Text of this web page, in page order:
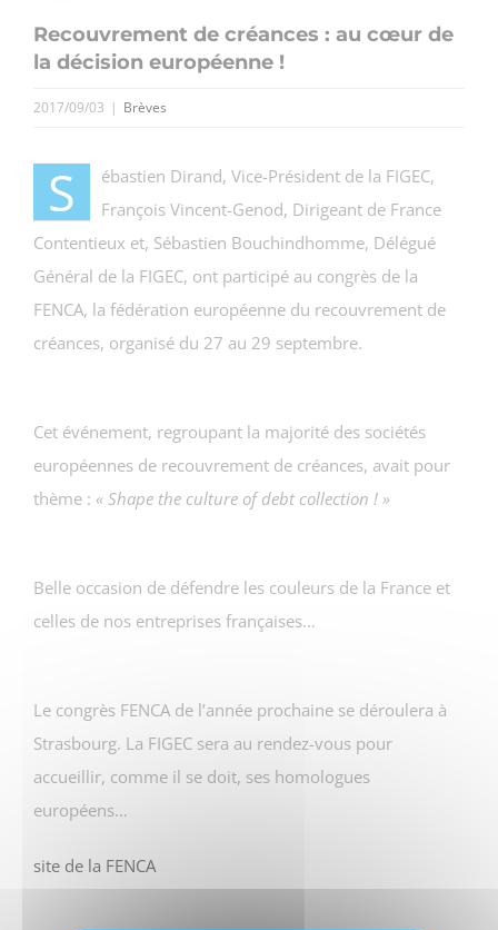
Recouvrement de créances : au cœur de
la décision européenne !
2017/09/03 | Brèves
S
ébastien Dirand, Vice-Président de la FIGEC,
François Vincent-Genod, Dirigeant de France
Contentieux et, Sébastien Bouchindhomme, Délégué
Général de la FIGEC, ont participé au congrès de la
FENCA, la fédération européenne du recouvrement de
créances, organisé du 27 au 29 septembre.
Cet événement, regroupant la majorité des sociétés
européennes de recouvrement de créances, avait pour
thème : « Shape the culture of debt collection ! »
Belle occasion de défendre les couleurs de la France et
celles de nos entreprises françaises…
Le congrès FENCA de l’année prochaine se déroulera à
Strasbourg. La FIGEC sera au rendez-vous pour
accueillir, comme il se doit, ses homologues
européens…
site de la FENCA